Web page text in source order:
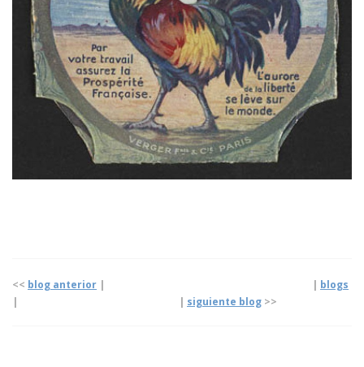
<< blog anterior | | blogs
|
| siguiente blog >>